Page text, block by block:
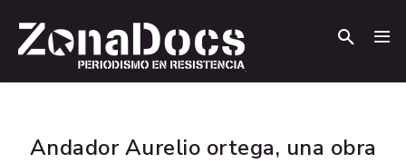
Andador Aurelio ortega, una obra